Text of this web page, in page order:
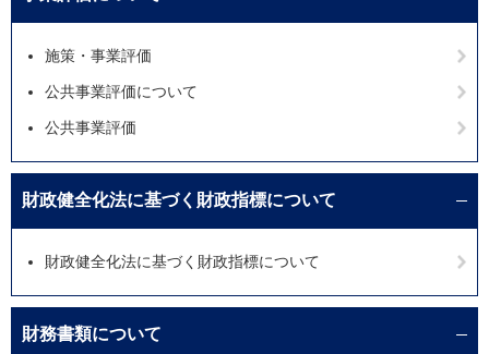
施策・事業評価
公共事業評価について
公共事業評価
財政健全化法に基づく財政指標について
財政健全化法に基づく財政指標について
財務書類について